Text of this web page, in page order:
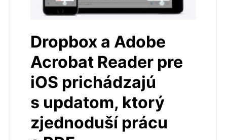
Dropbox a Adobe
Acrobat Reader pre
iOS prichádzajú
s updatom, ktorý
zjednoduší prácu